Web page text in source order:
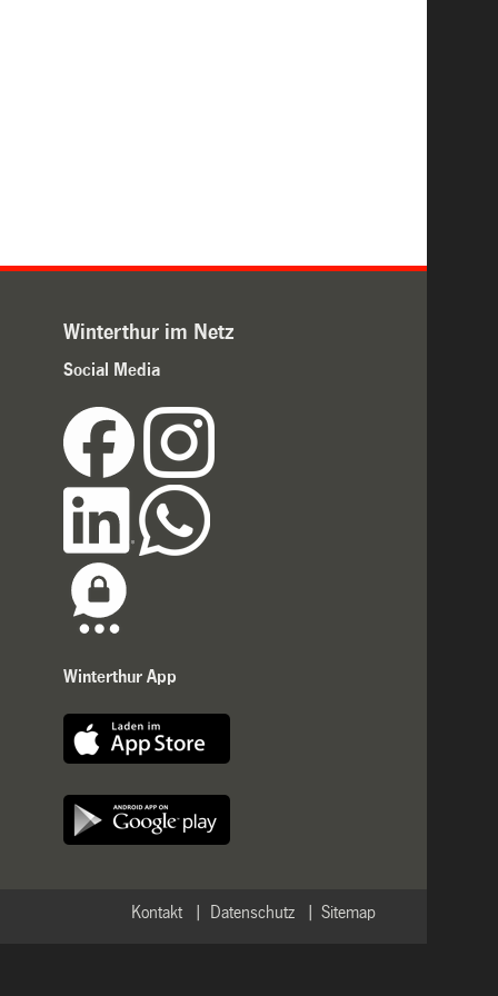
Winterthur im Netz
Social Media
Winterthur App
Sitemap
Datenschutz
Kontakt